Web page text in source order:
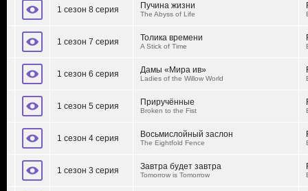
1 сезон 8 серия Пучина жизни
The Abyss of Life
1 сезон 7 серия Толика времени
A Stick of Time
1 сезон 6 серия Дамы «Мира ив»
Ladies of the Willow World
1 сезон 5 серия Приручённые
Broken to the Fist
1 сезон 4 серия Восьмислойный заслон
The Eightfold Fence
1 сезон 3 серия Завтра будет завтра
Tomorrow is Tomorrow